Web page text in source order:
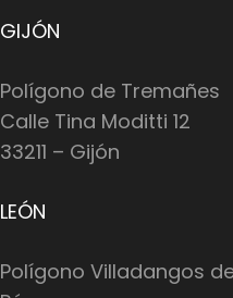
GIJÓN
Polígono de Tremañes
Calle Tina Moditti 12
33211 – Gijón
LEÓN
Polígono Villadangos